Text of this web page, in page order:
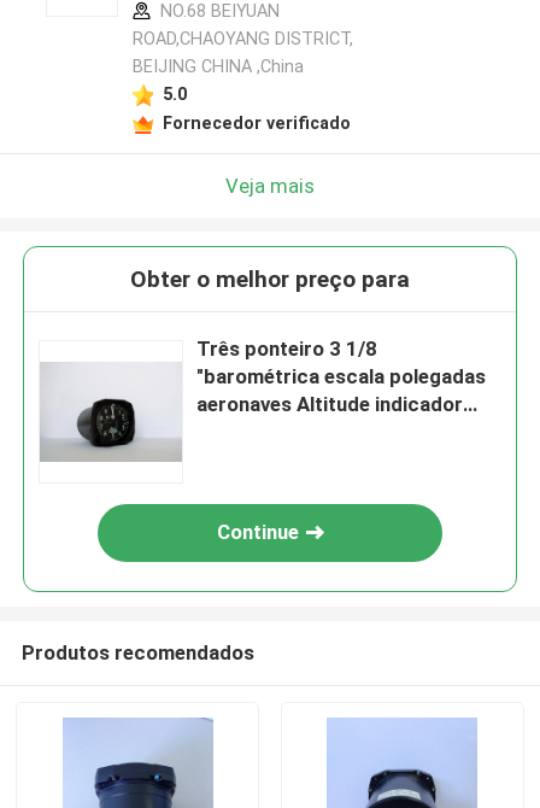
NO.68 BEIYUAN
ROAD,CHAOYANG DISTRICT,
BEIJING CHINA ,China
5.0
Fornecedor verificado
Veja mais
Obter o melhor preço para
Três ponteiro 3 1/8
"barométrica escala polegadas
aeronaves Altitude indicador
Continue
Produtos recomendados